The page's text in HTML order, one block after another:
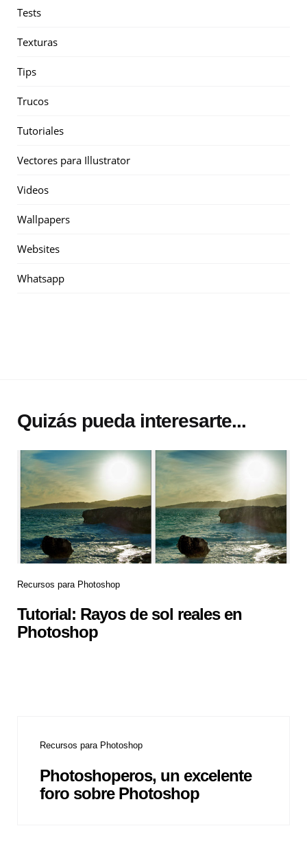
Tests
Texturas
Tips
Trucos
Tutoriales
Vectores para Illustrator
Videos
Wallpapers
Websites
Whatsapp
Quizás pueda interesarte...
Recursos para Photoshop
Tutorial: Rayos de sol reales en
Photoshop
Recursos para Photoshop
Photoshoperos, un excelente
foro sobre Photoshop